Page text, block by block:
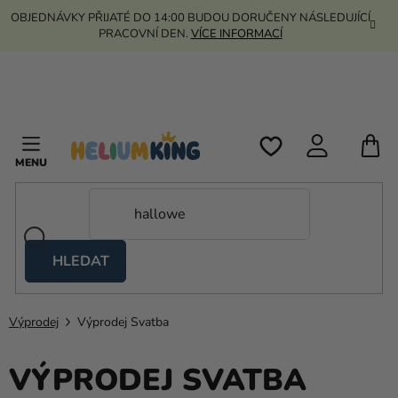
Přejít
OBJEDNÁVKY PŘIJATÉ DO 14:00 BUDOU DORUČENY NÁSLEDUJÍCÍ
PRACOVNÍ DEN. VÍCE INFORMACÍ
HLEDAT
stany
Kanekalon
Helium
a
Výprodej Výprodej Svatba
VÝPRODEJ SVATBA